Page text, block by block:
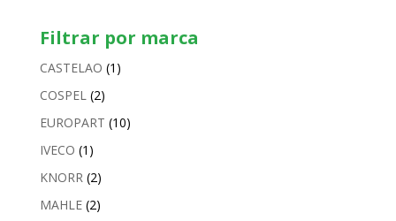
Filtrar por marca
CASTELAO (1)
COSPEL (2)
EUROPART (10)
IVECO (1)
KNORR (2)
MAHLE (2)